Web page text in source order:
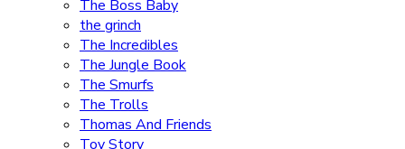
The Boss Baby
the grinch
The Incredibles
The Jungle Book
The Smurfs
The Trolls
Thomas And Friends
Toy Story